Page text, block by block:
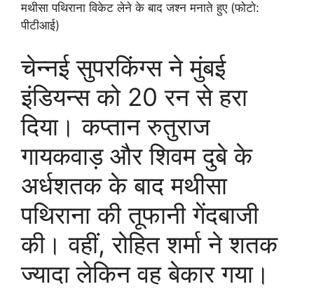
मथीसा पथिराना विकेट लेने के बाद जश्न मनाते हुए (फोटो:
पीटीआई)
चेन्नई सुपरकिंग्स ने मुंबई
इंडियन्स को 20 रन से हरा
दिया। कप्तान रुतुराज
गायकवाड़ और शिवम दुबे के
अर्धशतक के बाद मथीसा
पथिराना की तूफानी गेंदबाजी
की। वहीं, रोहित शर्मा ने शतक
ज्यादा लेकिन वह बेकार गया।